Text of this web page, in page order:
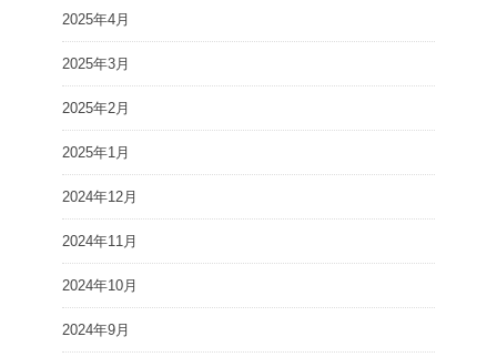
2025年4月
2025年3月
2025年2月
2025年1月
2024年12月
2024年11月
2024年10月
2024年9月